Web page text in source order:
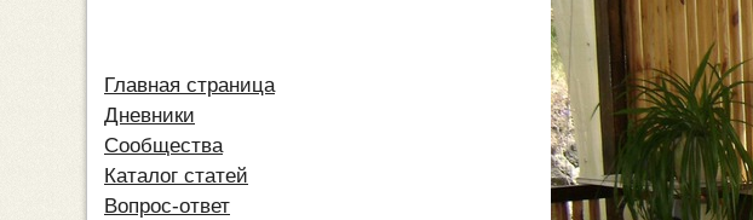
Главная страница
Дневники
Сообщества
Каталог статей
Вопрос-ответ